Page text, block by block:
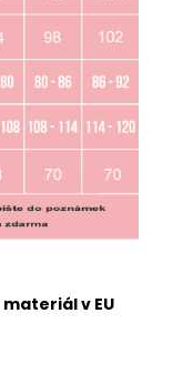
materiál v EU